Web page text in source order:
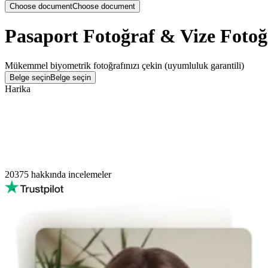
Choose documentChoose document
Pasaport Fotoğraf & Vize
Mükemmel biyometrik fotoğrafınızı çekin (uyumluluk garantili)
Belge seçinBelge seçin
Harika
20375 hakkında incelemeler